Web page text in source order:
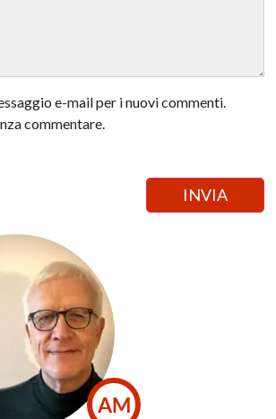
e-mail per i nuovi commenti.
commentare.
AM